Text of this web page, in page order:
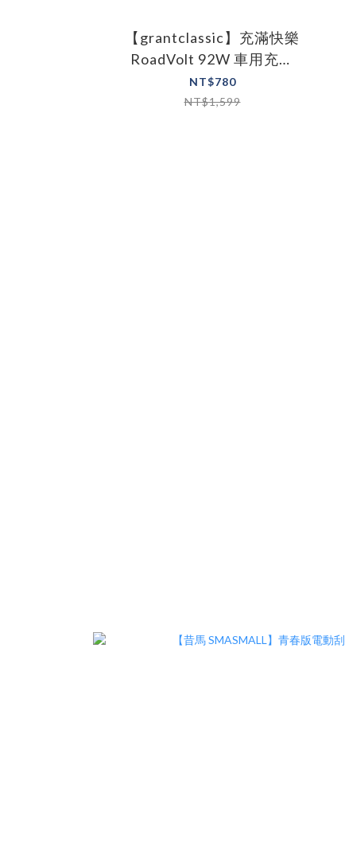
【grantclassic】充滿快樂
RoadVolt 92W 車用充電
器
NT$780
NT$1,599